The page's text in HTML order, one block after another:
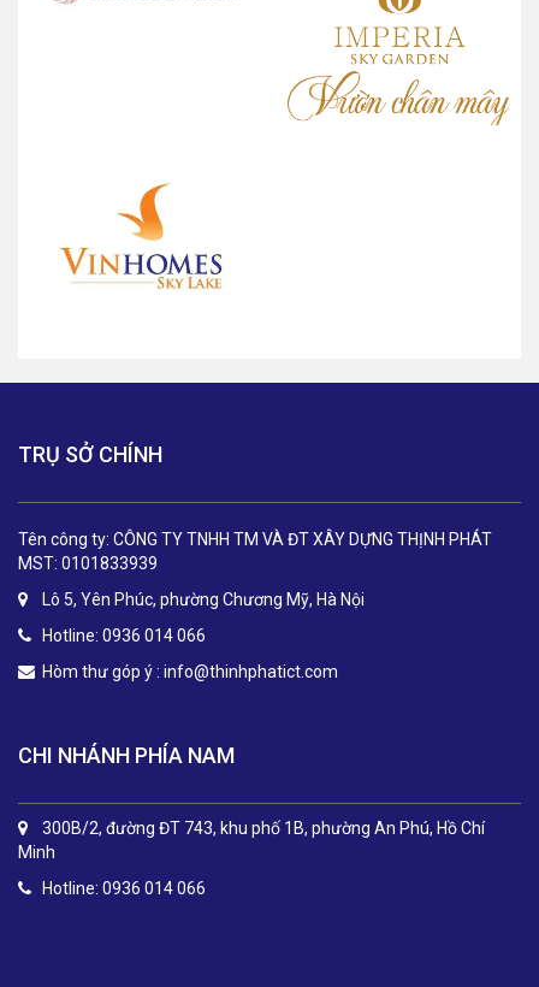
TRỤ SỞ CHÍNH
Tên công ty: CÔNG TY TNHH TM VÀ ĐT XÂY DỰNG THỊNH PHÁT
MST: 0101833939
Lô 5, Yên Phúc, phường Chương Mỹ, Hà Nội
Hotline: 0936 014 066
Hòm thư góp ý : info@thinhphatict.com
CHI NHÁNH PHÍA NAM
300B/2, đường ĐT 743, khu phố 1B, phường An Phú, Hồ Chí
Minh
Hotline: 0936 014 066